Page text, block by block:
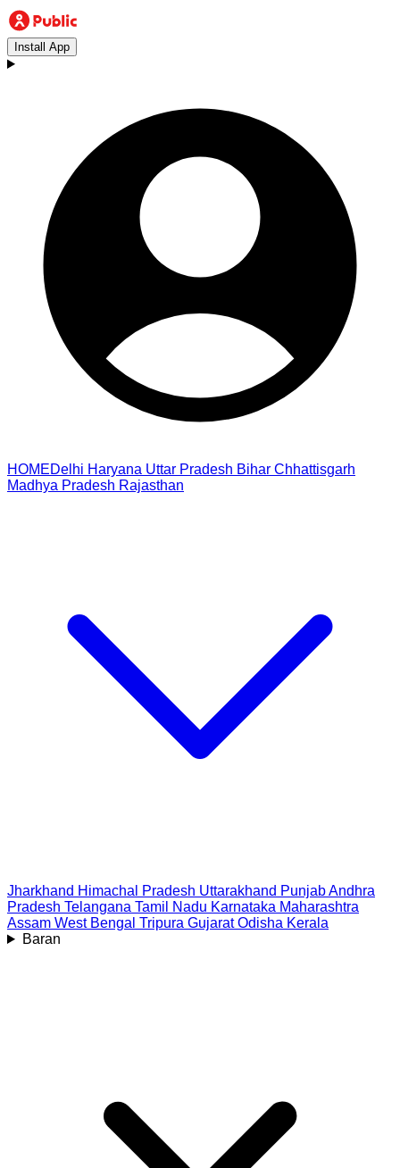
Install App
HOMEDelhi Haryana Uttar Pradesh Bihar Chhattisgarh
Madhya Pradesh Rajasthan
Jharkhand Himachal Pradesh Uttarakhand PunjabAndhra
Pradesh Telangana Tamil Nadu Karnataka Maharashtra
Assam West Bengal Tripura Gujarat Odisha Kerala
Baran